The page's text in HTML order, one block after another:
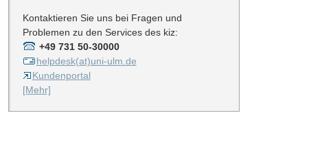
Kontaktieren Sie uns bei Fragen und
Problemen zu den Services des kiz:
+49 731 50-30000
helpdesk(at)uni-ulm.de
Kundenportal
[Mehr]